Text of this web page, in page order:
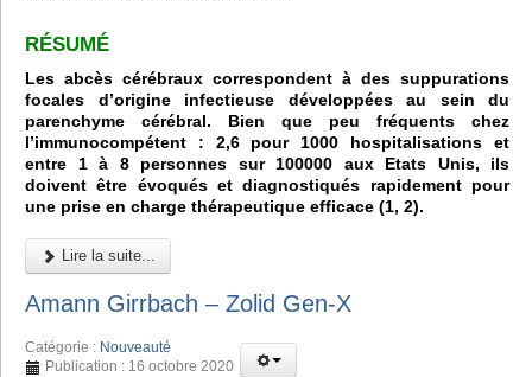
RÉSUMÉ
Les abcès cérébraux correspondent à des suppurations
focales d’origine infectieuse développées au sein du
parenchyme cérébral. Bien que peu fréquents chez
l’immunocompétent : 2,6 pour 1000 hospitalisations et
entre 1 à 8 personnes sur 100000 aux Etats Unis, ils
doivent être évoqués et diagnostiqués rapidement pour
une prise en charge thérapeutique efficace (1, 2).
Lire la suite...
Amann Girrbach – Zolid Gen-X
Catégorie : Nouveauté
Publication : 16 octobre 2020